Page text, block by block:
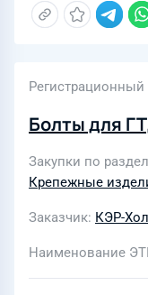
Болты для
Закупки по
Крепежные
Заказчик КЭР-
Наименование